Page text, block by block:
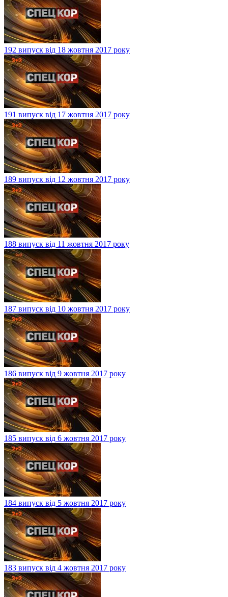
192 випуск від 18 жовтня 2017 року
191 випуск від 17 жовтня 2017 року
189 випуск від 12 жовтня 2017 року
188 випуск від 11 жовтня 2017 року
187 випуск від 10 жовтня 2017 року
186 випуск від 9 жовтня 2017 року
185 випуск від 6 жовтня 2017 року
184 випуск від 5 жовтня 2017 року
183 випуск від 4 жовтня 2017 року